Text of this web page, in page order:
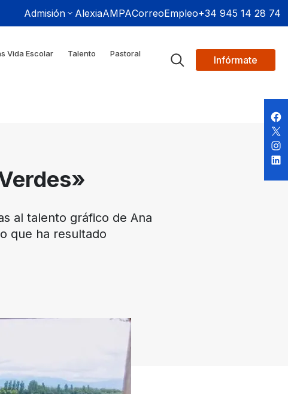
Admisión AlexiaAMPACorreoEmpleo+34 945 14 28 74
Vida Escolar Talento Pastoral
Infórmate
al talento gráfico de Ana
que ha resultado